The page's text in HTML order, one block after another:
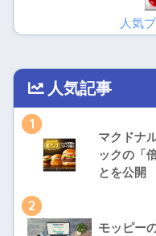
人気
人気記事
1
マクドナ
ックの「
とを公開
2
モッピー